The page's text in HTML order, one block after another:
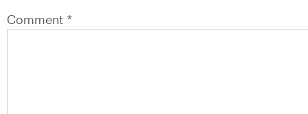
Comment *